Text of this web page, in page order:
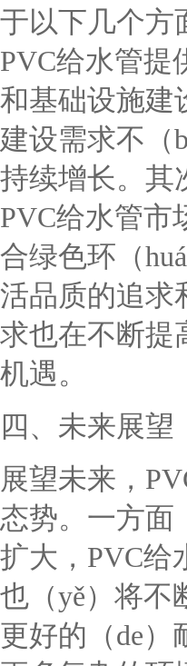
于以下几个方
PVC给水管提
和基础设施建
建设需求不（
持续增长。其
PVC给水管市
合绿色环（
活品质的追求
求也在不断提
机遇。
四、未来展望
展望未来，
态势。一方面
扩大，PVC给
也（yě）将不
更好的（de）